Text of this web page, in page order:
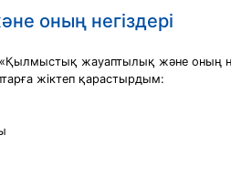
оның негіздері
жауаптылық және оның
жіктеп қарастырдым: